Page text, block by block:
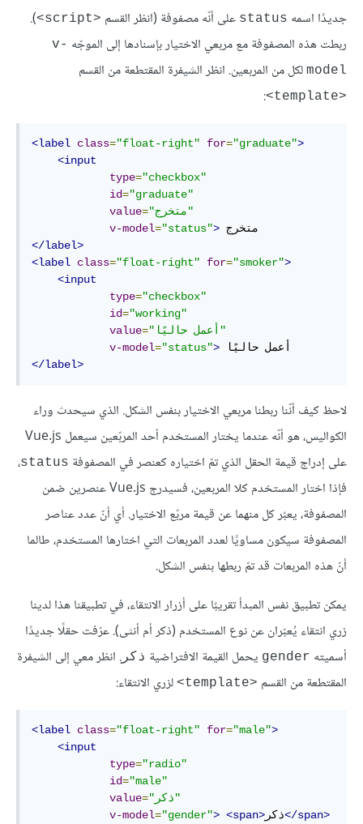
جديدًا اسمه status على أنّه مصفوفة (انظر القسم <script>
).
ربطت هذه المصفوفة مع مربعي الاختيار بإسنادها إلى الموجّه v-
model لكل من المربعين. انظر الشيفرة المقتطعة من القسم
<template>
:
<label class="float-right" for="graduate">
<input
type="checkbox"
id="graduate"
value=
"متخرج"
v-model="status">
</label>
<label class="float-right" for="smoker">
<input
type="checkbox"
id="working"
value=
"أعمل حاليًا"
v-model="status">
</label>
لاحظ كيف أنّنا ربطنا مربعي الاختيار بنفس الشكل. الذي سيحدث وراء
الكواليس، هو أنّه عندما يختار المستخدم أحد المربّعين سيعمل Vue.js
على إدراج قيمة الحقل الذي تمّ اختياره كعنصر في المصفوفة status،
فإذا اختار المستخدم كلا المربعين، فسيدرج Vue.js عنصرين ضمن
المصفوفة، يعبّر كل منهما عن قيمة مربّع الاختيار. أي أنّ عدد عناصر
المصفوفة سيكون مساويًا لعدد المربعات التي اختارها المستخدم، طالما
أنّ هذه المربعات قد تمّ ربطها بنفس الشكل.
يمكن تطبيق نفس المبدأ تقريبًا على أزرار الانتقاء، في تطبيقنا هذا لدينا
زري انتقاء يُعبّران عن نوع المستخدم (ذكر أم أنثى). عرّفت حقلًا جديدًا
أسميته gender يحمل القيمة الافتراضية ذكر . انظر معي إلى الشيفرة
المقتطعة من القسم <template> لزري الانتقاء:
<label class="float-right" for="male">
<input
type="radio"
id="male"
value=
"ذكر"
v-model="gender"> <span> ذكر</span>